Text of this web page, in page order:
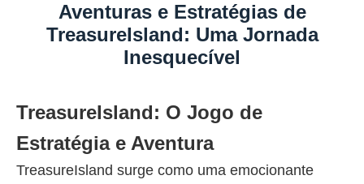
Aventuras e Estratégias de
TreasureIsland: Uma Jornada
Inesquecível
TreasureIsland: O Jogo de
Estratégia e Aventura
TreasureIsland surge como uma emocionante